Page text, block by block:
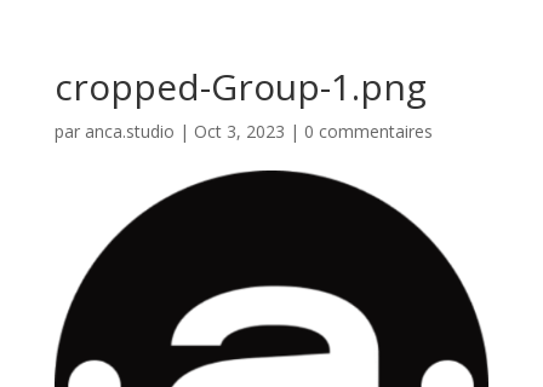
cropped-Group-1.png
par anca.studio | Oct 3, 2023 | 0 commentaires